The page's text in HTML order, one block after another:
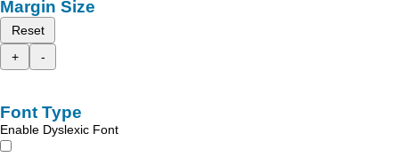
Margin Size
Reset
+
-
Font Type
Enable Dyslexic Font